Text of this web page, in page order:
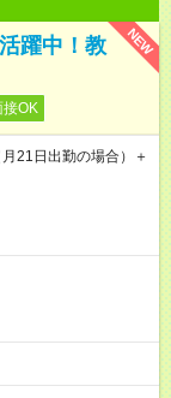
NEW
躍中！教
接OK
21日出勤の場合）＋